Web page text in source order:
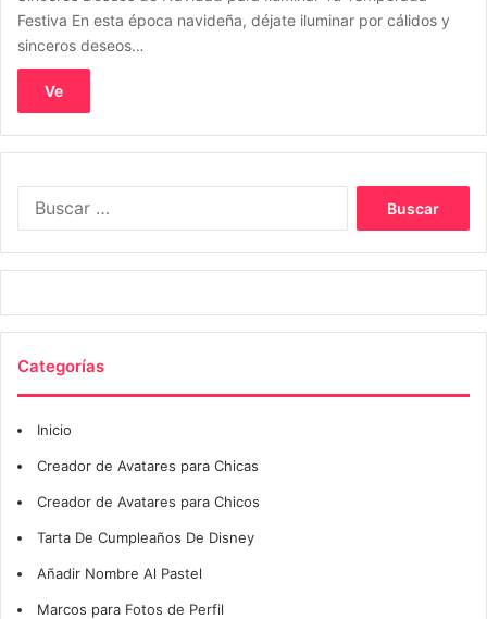
Festiva En esta época navideña, déjate iluminar por cálidos y
sinceros deseos…
Ve
Categorías
Inicio
Creador de Avatares para Chicas
Creador de Avatares para Chicos
Tarta De Cumpleaños De Disney
Añadir Nombre Al Pastel
Marcos para Fotos de Perfil